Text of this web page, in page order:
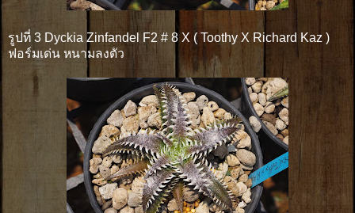
รูปที่ 3 Dyckia Zinfandel F2 # 8 X ( Toothy X Richard Kaz )
ฟอร์มเด่น หนามลงตัว